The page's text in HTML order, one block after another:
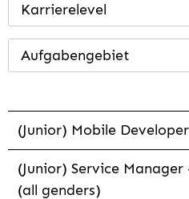
Karrierelevel
Aufgabengebiet
(Junior) Mobile
(Junior) Service
(all genders)